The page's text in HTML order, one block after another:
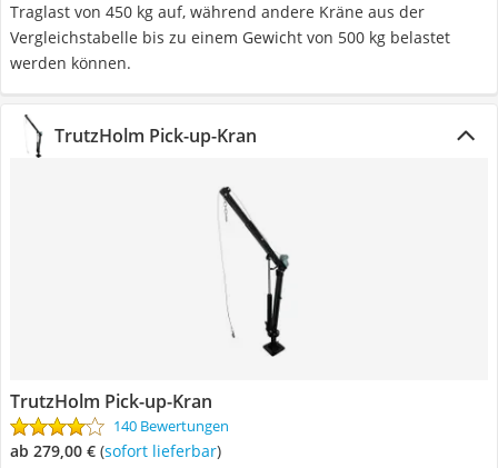
Traglast von 450 kg auf, während andere Kräne aus der
Vergleichstabelle bis zu einem Gewicht von 500 kg belastet
werden können.
TrutzHolm Pick-up-Kran
TrutzHolm Pick-up-Kran
140 Bewertungen
ab 279,00 € ( Sofort lieferbar)